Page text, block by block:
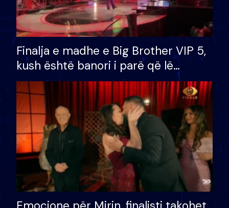
Finalja e madhe e Big Brother VIP 5,
kush është banori i parë që lë
shtëpinë dhe humb mundësinë për
të fituar çmimin e madh